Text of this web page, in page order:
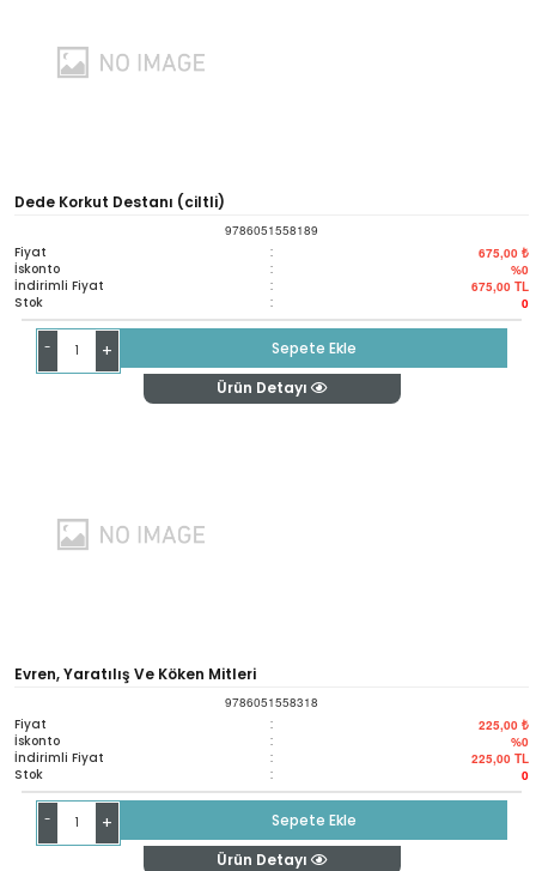
Dede Korkut Destanı (ciltli)
9786051558189
Fiyat : 675,00 ₺
İskonto : %0
İndirimli Fiyat : 675,00 TL
Stok : 0
- +
Sepete Ekle
Ürün Detayı
Evren, Yaratılış Ve Köken Mitleri
9786051558318
Fiyat : 225,00 ₺
İskonto : %0
İndirimli Fiyat : 225,00 TL
Stok : 0
- +
Sepete Ekle
Ürün Detayı